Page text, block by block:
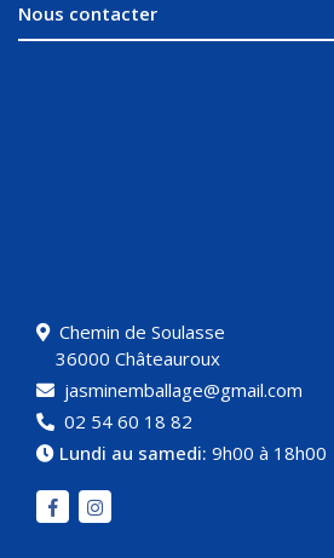
Nous contacter
Chemin de Soulasse
36000 Châteauroux
jasminemballage@gmail.com
02 54 60 18 82
Lundi au samedi: 9h00 à 18h00